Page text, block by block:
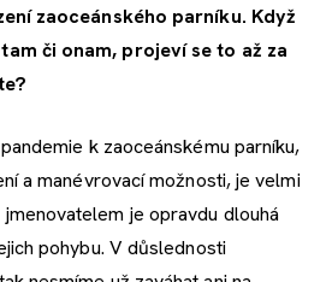
zaoceánského parníku. Když
či onam, projeví se to až za
k zaoceánskému parníku,
a manévrovací možnosti, je velmi
je opravdu dlouhá
pohybu. V důslednosti